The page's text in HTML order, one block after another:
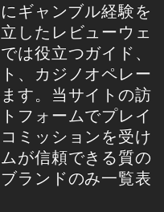
ギャンブル経験を
したレビューウェ
は役立つガイド、
、カジノオペレー
す。当サイトの訪
フォームでプレイ
ミッションを受け
が信頼できる質の
ランドのみ一覧表